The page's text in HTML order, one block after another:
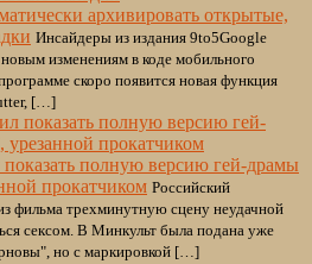
архивировать открытые,
Инсайдеры из издания 9to5Google
новым изменениям в коде мобильного
скоро появится новая функция
[…]
полную версию гей-драмы
прокатчиком Российский
фильма трехминутную сцену неудачной
сексом. В Минкульт была подана уже
но с маркировкой […]